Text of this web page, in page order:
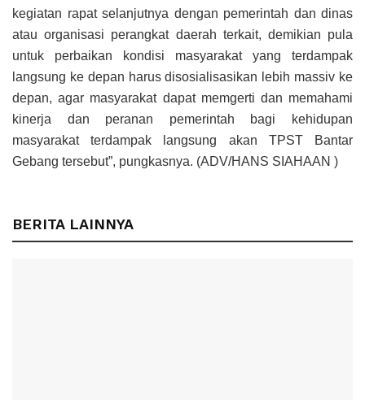
kegiatan rapat selanjutnya dengan pemerintah dan dinas
atau organisasi perangkat daerah terkait, demikian pula
untuk perbaikan kondisi masyarakat yang terdampak
langsung ke depan harus disosialisasikan lebih massiv ke
depan, agar masyarakat dapat memgerti dan memahami
kinerja dan peranan pemerintah bagi kehidupan
masyarakat terdampak langsung akan TPST Bantar
Gebang tersebut”, pungkasnya. (ADV/HANS SIAHAAN )
BERITA LAINNYA